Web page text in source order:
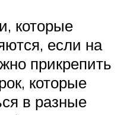
которые
если на
прикрепить
которые
в разные